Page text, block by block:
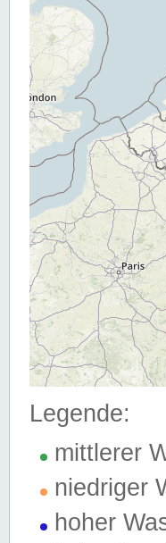
Legende:
mittlerer
niedriger
hoher